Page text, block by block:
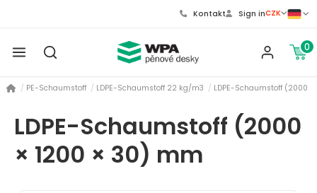
CZK
Kontakt Sign in
0
PE-Schaumstoff LDPE-Schaumstoff 22 kg/m3 LDPE-Schaumstoff (2000
LDPE-Schaumstoff (2000
× 1200 × 30) mm